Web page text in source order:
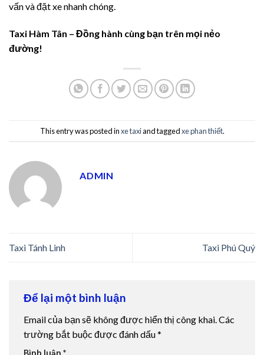
หวยออนไลน์
Superbetin giriş
turboslot
holiganbet
holiganbet giriş
vấn và đặt xe nhanh chóng.
Taxi Hàm Tân – Đồng hành cùng bạn trên mọi nẻo
đường!
This entry was posted inxe taxiand taggedxe phan thiết.
ADMIN
Taxi Tánh Linh Taxi Phú Quý
Để lại một bình luận
Email của bạn sẽ không được hiển thị công khai.Các
trường bắt buộc được đánh dấu*